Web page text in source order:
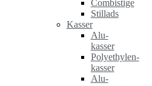
Combistige
Stillads
Kasser
Alu-
kasser
Polyethylen-
kasser
Alu-